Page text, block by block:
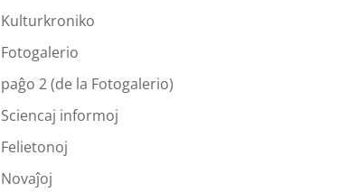
Kulturkroniko
Fotogalerio
paĝo 2 (de la Fotogalerio)
Sciencaj informoj
Felietonoj
Novaĵoj